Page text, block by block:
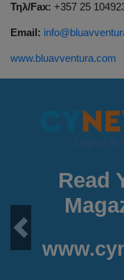
Τηλ/Fax: +357 25
Email:
www.bluavventura.com
Read